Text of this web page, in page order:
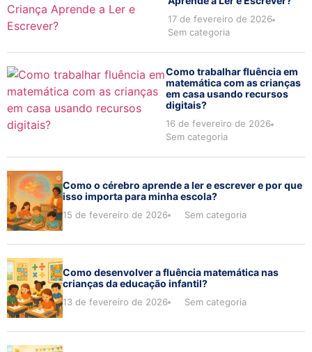
17 de fevereiro de 2026
Sem categoria
Como trabalhar fluência em
matemática com as crianças
em casa usando recursos
digitais?
16 de fevereiro de 2026
Sem categoria
Como o cérebro aprende a ler e escrever e por que
isso importa para minha escola?
15 de fevereiro de 2026 Sem categoria
Como desenvolver a fluência matemática nas
crianças da educação infantil?
13 de fevereiro de 2026 Sem categoria